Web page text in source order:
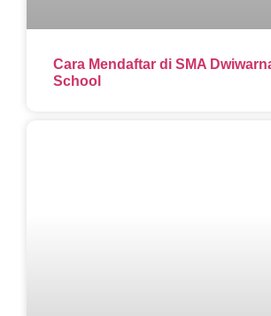
Cara Mendaftar di SMA
School